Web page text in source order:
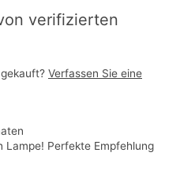
verifizierten
Verfassen Sie eine
Perfekte Empfehlung